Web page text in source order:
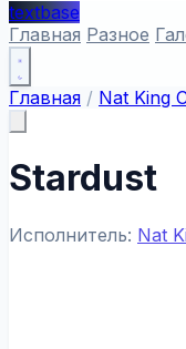
textbase
Главная Разное
Главная / Nat King
Stardust
Исполнитель: Nat